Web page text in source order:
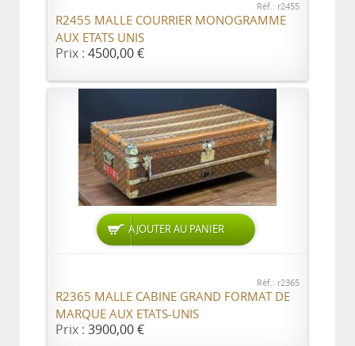
Réf.: r2455
R2455 MALLE COURRIER MONOGRAMME
AUX ETATS UNIS
Prix : 4500,00 €
AJOUTER AU PANIER
Réf.: r2365
R2365 MALLE CABINE GRAND FORMAT DE
MARQUE AUX ETATS-UNIS
Prix : 3900,00 €